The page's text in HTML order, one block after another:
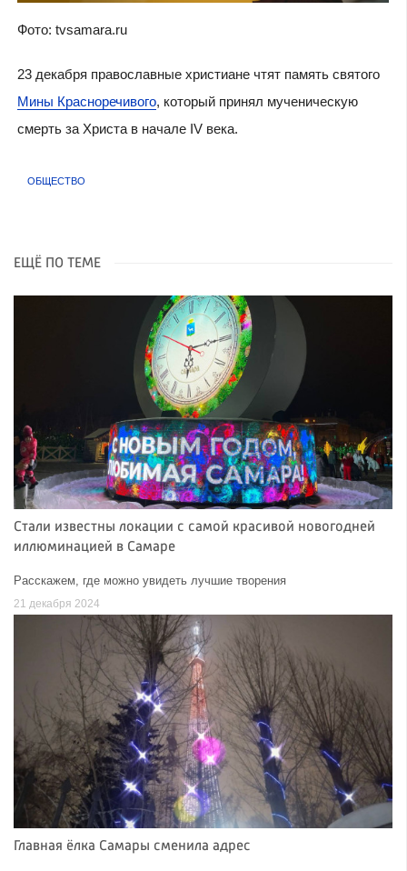
Фото: tvsamara.ru
23 декабря православные христиане чтят память святого
Мины Красноречивого, который принял мученическую
смерть за Христа в начале IV века.
ОБЩЕСТВО
ЕЩЁ ПО ТЕМЕ
Стали известны локации с самой красивой новогодней
иллюминацией в Самаре
Расскажем, где можно увидеть лучшие творения
21 декабря 2024
Главная ёлка Самары сменила адрес